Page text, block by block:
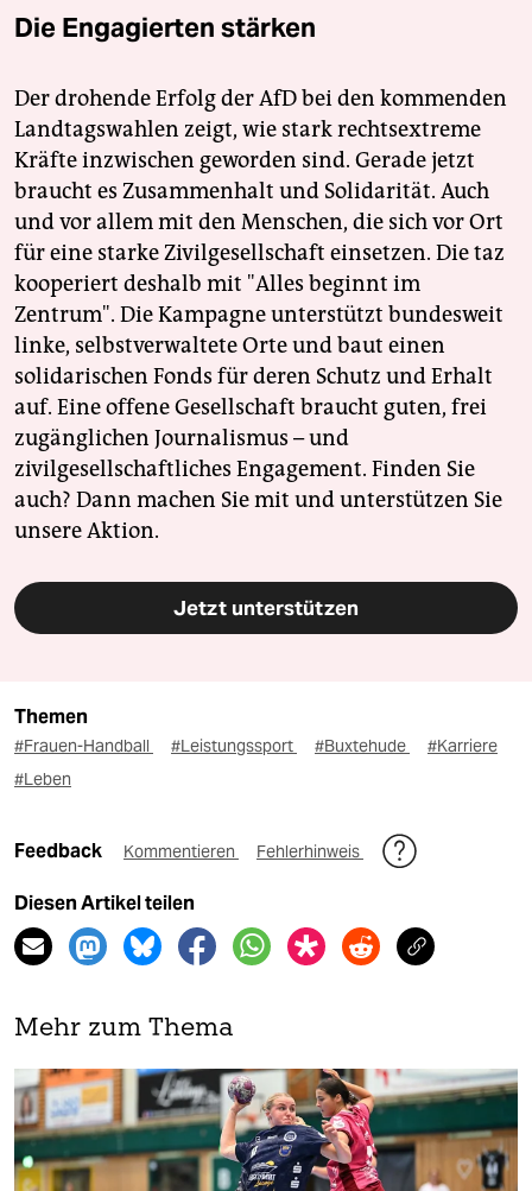
Die Engagierten stärken
Der drohende Erfolg der AfD bei den kommenden
Landtagswahlen zeigt, wie stark rechtsextreme
Kräfte inzwischen geworden sind. Gerade jetzt
braucht es Zusammenhalt und Solidarität. Auch
und vor allem mit den Menschen, die sich vor Ort
für eine starke Zivilgesellschaft einsetzen. Die taz
kooperiert deshalb mit "Alles beginnt im
Zentrum". Die Kampagne unterstützt bundesweit
linke, selbstverwaltete Orte und baut einen
solidarischen Fonds für deren Schutz und Erhalt
auf. Eine offene Gesellschaft braucht guten, frei
zugänglichen Journalismus – und
zivilgesellschaftliches Engagement. Finden Sie
auch? Dann machen Sie mit und unterstützen Sie
unsere Aktion.
Jetzt unterstützen
Themen
#Frauen-Handball #Leistungssport #Buxtehude
#Karriere
#Leben
Feedback Kommentieren Fehlerhinweis
Diesen Artikel teilen
Mehr zum Thema